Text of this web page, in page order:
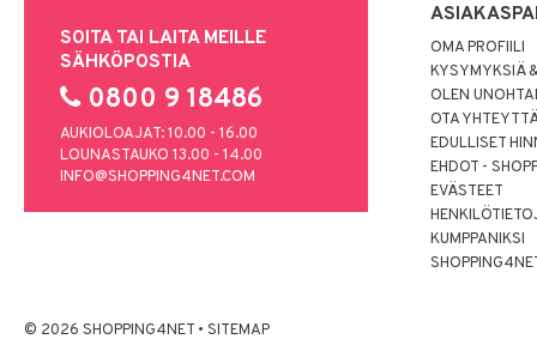
SOITA TAI LAITA MEILLE
SÄHKÖPOSTIA
0800 9 18486
AUKIOLOAJAT: 10.00 - 16.00
LOUNASTAUKO 13.00 - 14.00
INFO@SHOPPING4NET.COM
OMA PROFIILI
KYSYMYKSIÄ
OLEN
OTA
EDULLISET
EHDOT -
EVÄSTEET
KUMPPANIKSI
© 2026 SHOPPING4NET • SITEMAP